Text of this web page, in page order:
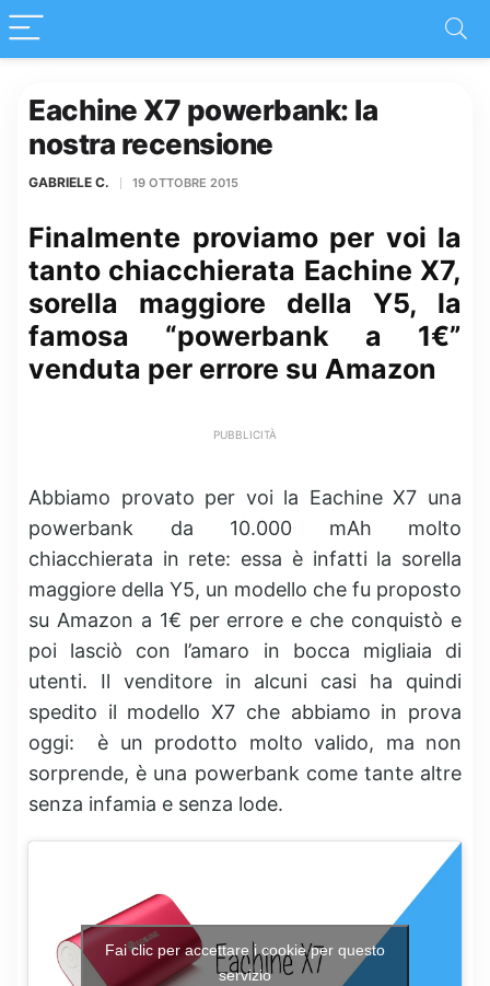
Eachine X7 powerbank: la
nostra recensione
GABRIELE C. 19 OTTOBRE 2015
Finalmente proviamo per voi la
tanto chiacchierata Eachine X7,
sorella maggiore della Y5, la
famosa “powerbank a 1€”
venduta per errore su Amazon
PUBBLICITÀ
Abbiamo provato per voi la Eachine X7 una
powerbank da 10.000 mAh molto
chiacchierata in rete: essa è infatti la sorella
maggiore della Y5, un modello che fu proposto
su Amazon a 1€ per errore e che conquistò e
poi lasciò con l’amaro in bocca migliaia di
utenti. Il venditore in alcuni casi ha quindi
spedito il modello X7 che abbiamo in prova
oggi: è un prodotto molto valido, ma non
sorprende, è una powerbank come tante altre
senza infamia e senza lode.
Fai clic per accettare i cookie per questo
servizio